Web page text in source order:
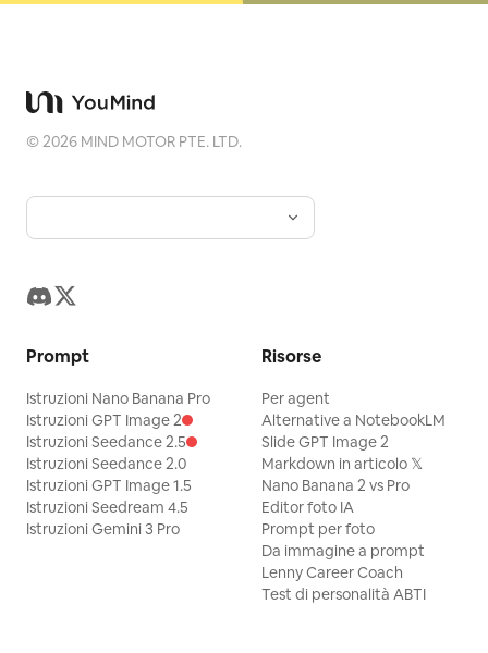
©2026 MIND MOTOR PTE. LTD.
Prompt
Istruzioni Nano Banana Pro
Istruzioni GPT Image 2
Istruzioni Seedance 2.5
Istruzioni Seedance 2.0
Istruzioni GPT Image 1.5
Istruzioni Seedream 4.5
Istruzioni Gemini 3 Pro
Risorse
Per agent
Alternative a NotebookLM
Slide GPT Image 2
Markdown in articolo 𝕏
Nano Banana 2 vs Pro
Editor foto IA
Prompt per foto
Da immagine a prompt
Lenny Career Coach
Test di personalità ABTI